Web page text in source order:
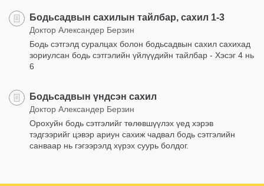
Бодьсадвын сахилын тайлбар, сахил 1-3
Доктор Александер Берзин
Бодь сэтгэлд суралцах болон бодьсадвын сахил сахихад
зориулсан бодь сэтгэлийн үйлүүдийн тайлбар - Хэсэг 4 нь
6
Бодьсадвын үндсэн сахил
Доктор Александер Берзин
Орохуйн бодь сэтгэлийг төлөвшүүлэх үед хэрэв
тэдгээрийг цэвэр ариун сахиж чадвал бодь сэтгэлийн
санваар нь гэгээрэлд хүрэх суурь болдог.